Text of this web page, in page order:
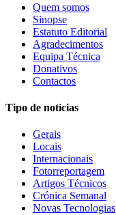
Quem somos
Sinopse
Estatuto Editorial
Agradecimentos
Equipa Técnica
Donativos
Contactos
Tipo de notícias
Gerais
Locais
Internacionais
Fotorreportagem
Artigos Técnicos
Crónica Semanal
Novas Tecnologias